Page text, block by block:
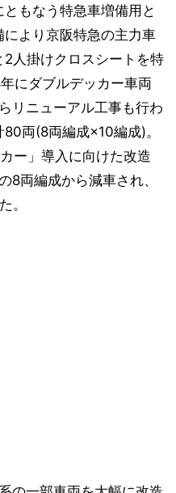
もなう特急車増備用と
より京阪特急の主力車
人掛けクロスシートを特
にダブルデッカー車両
リニューアル工事も行わ
両(8両編成×10編成)。
ー」導入に向けた改造
8両編成から減車され、
。